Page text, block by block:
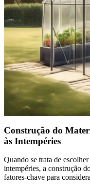
Construção do
às Intempéries
Quando se trata de
intempéries, a construção
fatores-chave para